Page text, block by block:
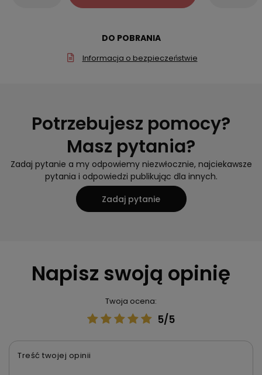
DO POBRANIA
Informacja o bezpieczeństwie
Potrzebujesz pomocy?
Masz pytania?
Zadaj pytanie a my odpowiemy niezwłocznie, najciekawsze
pytania i odpowiedzi publikując dla innych.
Zadaj pytanie
Napisz swoją opinię
Twoja ocena:
5/5
Treść twojej opinii